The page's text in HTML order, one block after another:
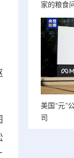
家的粮食
美国“元”
司